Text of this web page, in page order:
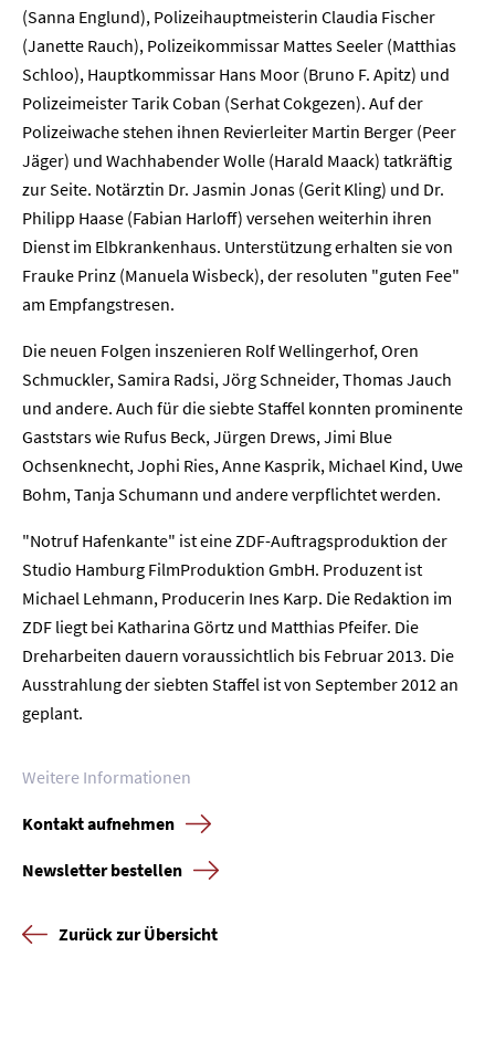
(Sanna Englund), Polizeihauptmeisterin Claudia Fischer
(Janette Rauch), Polizeikommissar Mattes Seeler (Matthias
Schloo), Hauptkommissar Hans Moor (Bruno F. Apitz) und
Polizeimeister Tarik Coban (Serhat Cokgezen). Auf der
Polizeiwache stehen ihnen Revierleiter Martin Berger (Peer
Jäger) und Wachhabender Wolle (Harald Maack) tatkräftig
zur Seite. Notärztin Dr. Jasmin Jonas (Gerit Kling) und Dr.
Philipp Haase (Fabian Harloff) versehen weiterhin ihren
Dienst im Elbkrankenhaus. Unterstützung erhalten sie von
Frauke Prinz (Manuela Wisbeck), der resoluten "guten Fee"
am Empfangstresen.
Die neuen Folgen inszenieren Rolf Wellingerhof, Oren
Schmuckler, Samira Radsi, Jörg Schneider, Thomas Jauch
und andere. Auch für die siebte Staffel konnten prominente
Gaststars wie Rufus Beck, Jürgen Drews, Jimi Blue
Ochsenknecht, Jophi Ries, Anne Kasprik, Michael Kind, Uwe
Bohm, Tanja Schumann und andere verpflichtet werden.
"Notruf Hafenkante" ist eine ZDF-Auftragsproduktion der
Studio Hamburg FilmProduktion GmbH. Produzent ist
Michael Lehmann, Producerin Ines Karp. Die Redaktion im
ZDF liegt bei Katharina Görtz und Matthias Pfeifer. Die
Dreharbeiten dauern voraussichtlich bis Februar 2013. Die
Ausstrahlung der siebten Staffel ist von September 2012 an
geplant.
Weitere Informationen
Kontakt aufnehmen
Newsletter bestellen
Zurück zur Übersicht
Home
Unternehmen
Presse
Kontakt
Newsletter Datenschutz